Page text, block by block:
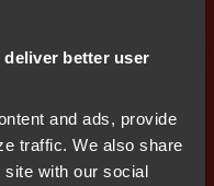
better user
and ads, provide
traffic. We also share
site with our social